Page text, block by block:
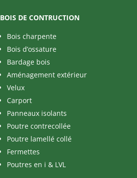
BOIS DE CONTRUCTION
Bois charpente
Bois d’ossature
Bardage bois
Aménagement extérieur
Velux
Carport
Panneaux isolants
Poutre contrecollée
Poutre lamellé collé
Fermettes
Poutres en i & LVL